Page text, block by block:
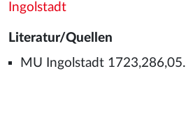
Ingolstadt
Literatur/Quellen
MU Ingolstadt 1723,286,05.